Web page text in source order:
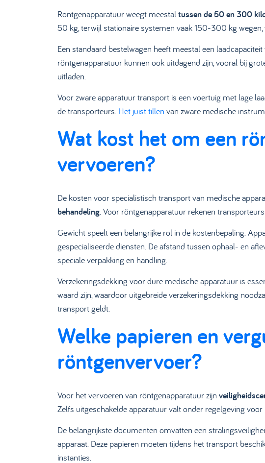
Röntgenapparatuur weegt meestaltussen de 50 en 300
50 kg, terwijl stationaire systemen vaak 150-300 kg
Een standaard bestelwagen heeft meestal een
röntgenapparatuur kunnen ook uitdagend zijn, vooral bij
uitladen.
Voor zware apparatuur transport is een voertuig met lage
de transporteurs. Het juist tillen van zware medische
Wat kost het om een
vervoeren?
De kosten voor specialistisch transport van medische
behandeling. Voor röntgenapparatuur rekenen
Gewicht speelt een belangrijke rol in de kostenbepaling.
gespecialiseerde diensten. De afstand tussen ophaal- en
speciale verpakking en handling.
Verzekeringsdekking voor dure medische apparatuur is
waard zijn, waardoor uitgebreide verzekeringsdekking
transport geldt.
Welke papieren en
röntgenvervoer?
Voor het vervoeren van röntgenapparatuur zijn
Zelfs uitgeschakelde apparatuur valt onder regelgeving
De belangrijkste documenten omvatten een
apparaat. Deze papieren moeten tijdens het transport
instanties.